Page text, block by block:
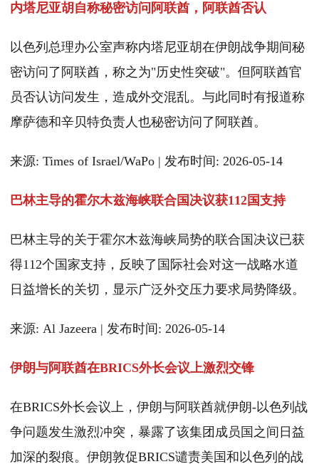
内塔尼亚胡自称秘密访问阿联酋，阿联酋否认
以色列总理办公室声称内塔尼亚胡在伊朗战争期间秘
密访问了阿联酋，称之为"历史性突破"。但阿联酋官
员否认访问发生，造成外交混乱。与此同时有报道称
摩萨德和辛贝特负责人也秘密访问了阿联酋。
来源: Times of Israel/WaPo | 发布时间: 2026-05-14
巴林主导的霍尔木兹海峡联合国决议获112国支持
巴林主导的关于霍尔木兹海峡局势的联合国决议已获
得112个国家支持，反映了国际社会对这一战略水道
日益增长的关切，显示广泛外交压力要求局势降级。
来源: Al Jazeera | 发布时间: 2026-05-14
伊朗与阿联酋在BRICS外长会议上激烈交锋
在BRICS外长会议上，伊朗与阿联酋就伊朗-以色列战
争问题发生激烈冲突，暴露了该集团成员国之间日益
加深的裂痕。伊朗敦促BRICS谴责美国和以色列的战